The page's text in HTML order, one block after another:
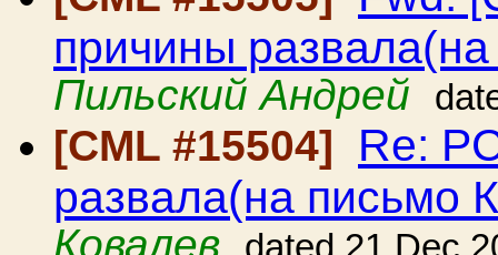
причины
Пильский Андрей
[CML #15504] Re:
развала(на письмо
Ковалев